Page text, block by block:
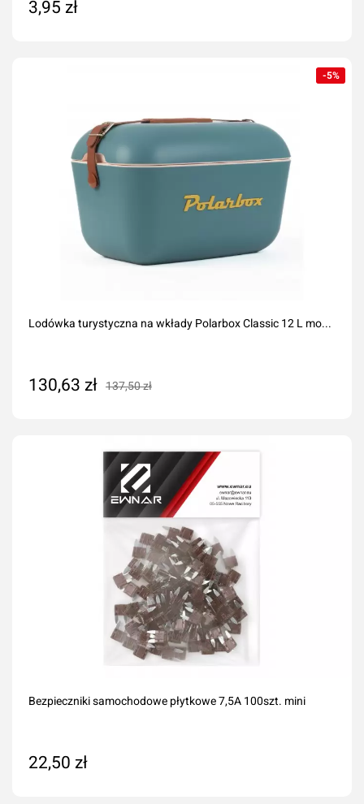
3,95 zł
-5%
Lodówka turystyczna na wkłady Polarbox Classic 12 L mo...
130,63 zł 137,50 zł
Bezpieczniki samochodowe płytkowe 7,5A 100szt. mini
22,50 zł